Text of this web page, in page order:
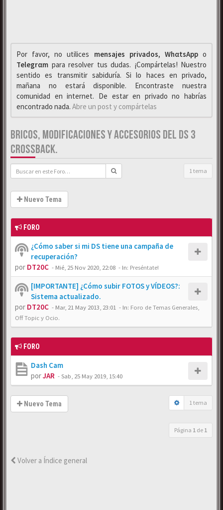
Por favor, no utilices mensajes privados, WhαtsAppo
Telegrαm para resolver tus dudas. ¡Compártelas! Nuestro
sentido es transmitir sabiduría. Si lo haces en privado,
mañana no estará disponible. Encontraste nuestra
comunidad en internet. De estar en privado no habrías
encontrado nada. Abre un post y compártelas
BRICOS, MODIFICACIONES Y ACCESORIOS DEL DS 3
CROSSBACK.
1 tema
Nuevo Tema
FORO
¿Cómo saber si mi DS tiene una campaña de
recuperación?
por DT20C - Mié, 25 Nov 2020, 22:08 - In: Preséntate!
[IMPORTANTE] ¿Cómo subir FOTOS y VÍDEOS?:
Sistema actualizado.
por DT20C - Mar, 21 May 2013, 23:01 - In: Foro de Temas Generales,
Off Topic y Ocio.
FORO
Dash Cam
porJAR -Sab, 25 May 2019, 15:40
Nuevo Tema 1 tema
Página 1 de 1
Volver a Índice general